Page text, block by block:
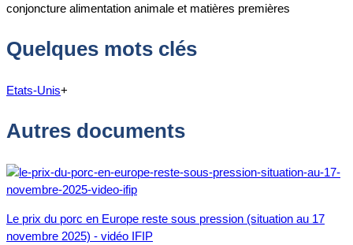
conjoncture alimentation animale et matières premières
Quelques mots clés
Etats-Unis+
Autres documents
Le prix du porc en Europe reste sous pression (situation au 17
novembre 2025) - vidéo IFIP